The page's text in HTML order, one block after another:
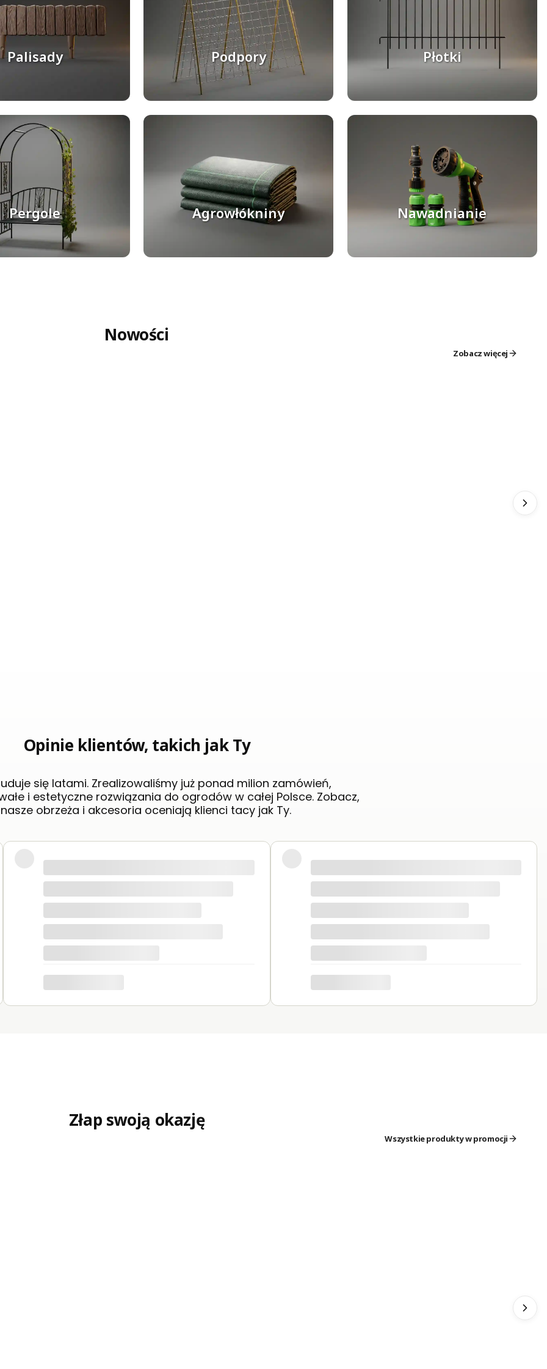
Palisady Podpory Płotki
Pergole Agrowłókniny Nawadnianie
Nowości
Zobacz więcej
Opinie klientów, takich jak Ty
się latami. Zrealizowaliśmy już ponad milion zamówień,
i estetyczne rozwiązania do ogrodów w całej Polsce. Zobacz,
obrzeża i akcesoria oceniają klienci tacy jak Ty.
podpory po raz pierwszy (długość 150 cm) i byłam bardzo zadowolona- stosowałam do pomidorów
do podpór można podwiązać lub podpiąć pędy. W tym roku planuję kupić i wykorzystać wyższe
Złap swoją okazję
Wszystkie produkty w promocji